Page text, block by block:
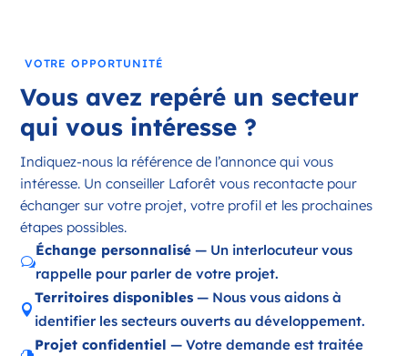
Candidater
Opportunité d’ouverture à Ambazac
Ambazac Nouvelle-Aquitaine
France
Référence: 87002
Plus d'infos
VOTRE OPPORTUNITÉ
Vous avez repéré un secteur
qui vous intéresse ?
Indiquez-nous la référence de l’annonce qui vous
intéresse. Un conseiller Laforêt vous recontacte pour
échanger sur votre projet, votre profil et les prochaines
étapes possibles.
w
Échange personnalisé — Un interlocuteur vous
rappelle pour parler de votre projet.

Territoires disponibles — Nous vous aidons à
identifier les secteurs ouverts au développement.
Projet confidentiel — Votre demande est traitée